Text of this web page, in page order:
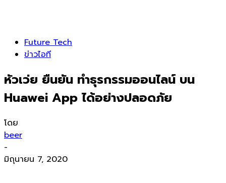
Future Tech
ข่าวไอที
หัวเว่ย ยืนยัน ทำธุรกรรมออนไลน์ บน
Huawei App ได้อย่างปลอดภัย
โดย
beer
-
มิถุนายน 7, 2020